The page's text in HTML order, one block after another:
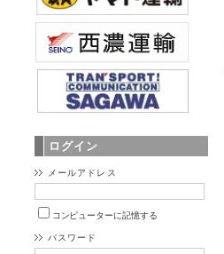
ログイン
メールアドレス
コンピューターに記憶する
パスワード